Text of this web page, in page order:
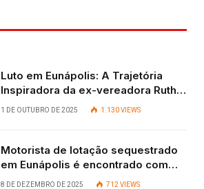
Luto em Eunápolis: A Trajetória
Inspiradora da ex-vereadora Ruth
Contadora
1 DE OUTUBRO DE 2025 1.130VIEWS
Motorista de lotação sequestrado
em Eunápolis é encontrado com
vida após quatro dias.
8 DE DEZEMBRO DE 2025 712 VIEWS